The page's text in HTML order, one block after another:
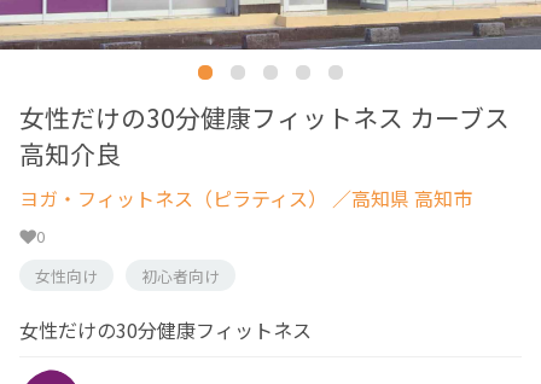
女性だけの30分健康フィットネス カーブス
高知介良
ヨガ・フィットネス（ピラティス） ／高知県 高知市
0
女性向け
初心者向け
女性だけの30分健康フィットネス